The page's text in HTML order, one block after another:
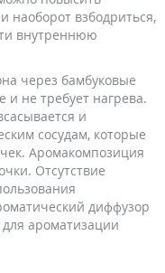
наоборот взбодриться,
внутреннюю
через бамбуковые
и не требует нагрева.
и
сосудам, которые
Аромакомпозиция
Отсутствие
диффузор
ароматизации